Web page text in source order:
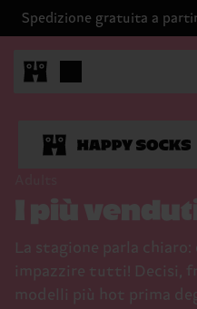
Spedizione gratuita a
I più
La stagione parla
impazzire tutti! Decisi,
modelli più hot prima